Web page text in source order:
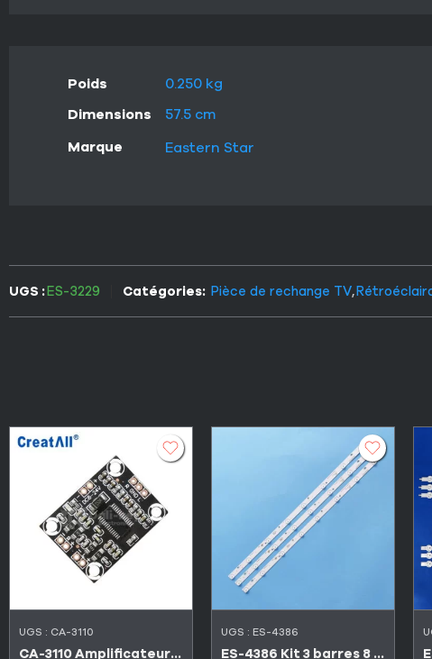
Poids
0.250 kg
Dimensions
57.5 cm
Marque
Eastern Star
UGS :ES-3229 Catégories: Pièce de rechange TV,
UGS : CA-3110
CA-3110 Amplificateur carte audio 2×15 W stéréo 8-24 V
UGS : ES-4386
ES-4386 Kit 3 barres 8 LED 3V TV FALCON 32″ FL-32N67D